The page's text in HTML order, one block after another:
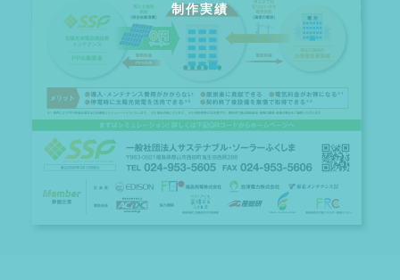
制作実績